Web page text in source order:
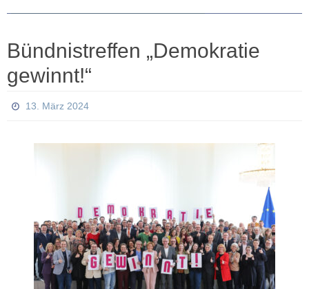
Bündnistreffen „Demokratie
gewinnt!“
13. März 2024